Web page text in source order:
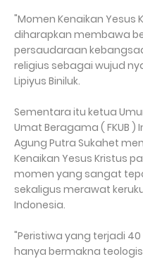
"Momen Kenaikan Yesus
diharapkan membawa
persaudaraan
religius sebagai wujud
Lipiyus Biniluk.
Sementara itu ketua
Umat Beragama ( FKUB
Agung Putra Sukahet
Kenaikan Yesus Kristus
momen yang sangat
sekaligus merawat
Indonesia.
"Peristiwa yang terjadi
hanya bermakna